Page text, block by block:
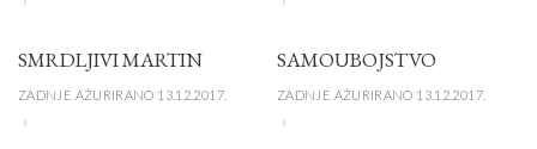
SMRDLJIVI MARTIN
ZADNJE AŽURIRANO 13.12.2017.
SAMOUBOJSTVO
ZADNJE AŽURIRANO 13.12.2017.